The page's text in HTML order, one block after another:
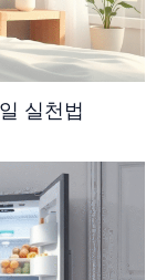
실천법